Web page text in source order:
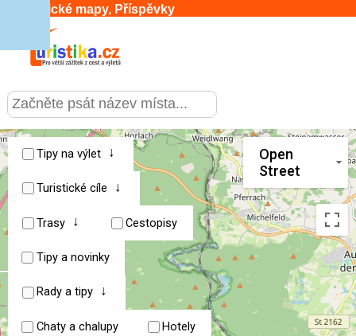
Turistické mapy, Příspěvky
CESTOVÁNÍ
SLUŽBY & DOPRAVA ›
PRO TURISTY ›
MOJE TURISTIKA ›
Tipy na výlet ↓
Turistické cíle ↓
Trasy ↓ Cestopisy
Tipy a novinky
Rady a tipy ↓
Chaty a chalupy Hotely
Open
Street